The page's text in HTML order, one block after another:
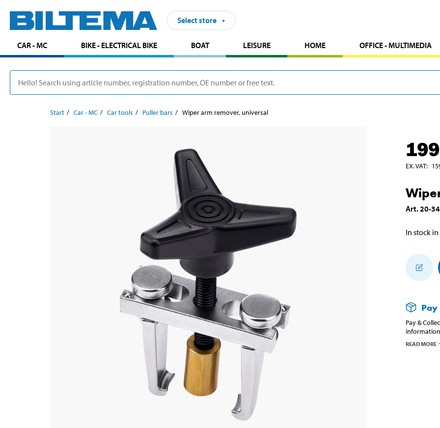
Select store
CAR - MC BIKE - ELECTRICAL BIKE BOAT LEISURE HOME OFFICE - MULTIMEDIA
Start Car - MC Car tools Puller bars Wiper arm remover, universal
199
EX. VAT:
Art.20-
In stock in
Pay
Pay &
READ MORE